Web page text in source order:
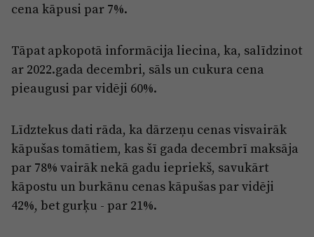
cena kāpusi par 7%.
Tāpat apkopotā informācija liecina, ka, salīdzinot
ar 2022.gada decembri, sāls un cukura cena
pieaugusi par vidēji 60%.
Līdztekus dati rāda, ka dārzeņu cenas visvairāk
kāpušas tomātiem, kas šī gada decembrī maksāja
par 78% vairāk nekā gadu iepriekš, savukārt
kāpostu un burkānu cenas kāpušas par vidēji
42%, bet gurķu - par 21%.